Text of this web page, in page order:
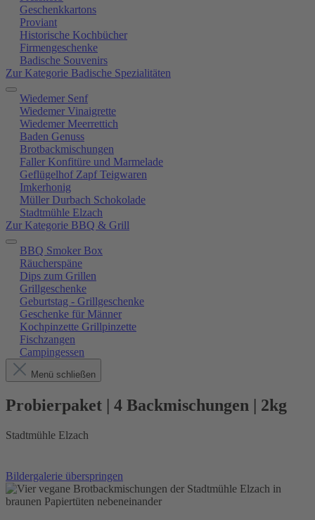
Geschenkkartons
Proviant
Historische Kochbücher
Firmengeschenke
Badische Souvenirs
Zur Kategorie Badische Spezialitäten
Wiedemer Senf
Wiedemer Vinaigrette
Wiedemer Meerrettich
Baden Genuss
Brotbackmischungen
Faller Konfitüre und Marmelade
Geflügelhof Zapf Teigwaren
Imkerhonig
Müller Durbach Schokolade
Stadtmühle Elzach
Zur Kategorie BBQ & Grill
BBQ Smoker Box
Räucherspäne
Dips zum Grillen
Grillgeschenke
Geburtstag - Grillgeschenke
Geschenke für Männer
Kochpinzette Grillpinzette
Fischzangen
Campingessen
Menü schließen
Probierpaket | 4 Backmischungen | 2kg
Stadtmühle Elzach
Bildergalerie überspringen